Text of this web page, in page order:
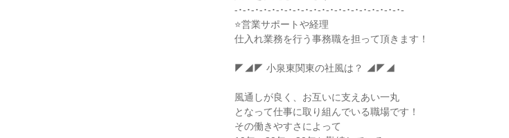
-･-･-･-･-･-･-･-･-･-･-･-･-･-･-･-･-･-･-･-･-
⭐営業サポートや経理
仕入れ業務を行う事務職を担って頂きます！
◤◢◤ 小泉東関東の社風は？ ◢◤◢
風通しが良く、お互いに支えあい一丸
となって仕事に取り組んでいる職場です！
その働きやすさによって